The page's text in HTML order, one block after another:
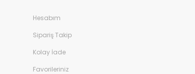
Hesabım
Sipariş Takip
Kolay İade
Favorileriniz